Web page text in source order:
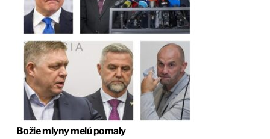
Božie mlyny melú pomaly